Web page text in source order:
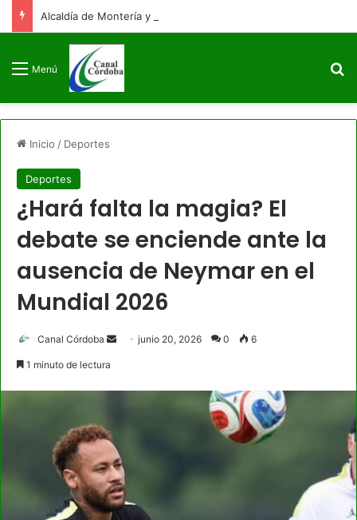
Menú
Inicio / Deportes
Deportes
¿Hará falta la magia? El
debate se enciende ante la
ausencia de Neymar en el
Mundial 2026
Canal Córdoba
Sendjunio 20, 2026 0 6
1 minuto de lectura